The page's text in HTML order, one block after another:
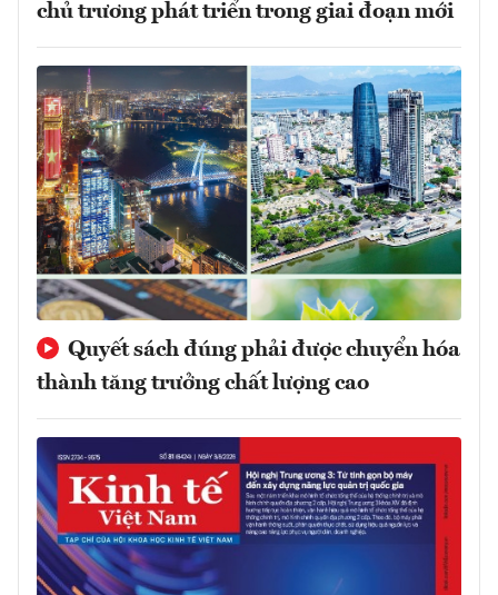
chủ trương phát triển trong giai đoạn mới
Quyết sách đúng phải được chuyển hóa
thành tăng trưởng chất lượng cao